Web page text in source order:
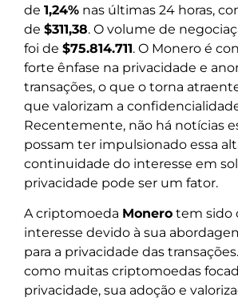
de 1,24% nas últimas 24 horas,
de $311,38. O volume de
foi de $75.814.711. O Monero é
forte ênfase na privacidade e
transações, o que o torna
que valorizam a
Recentemente, não há notícias
possam ter impulsionado essa
continuidade do interesse em
privacidade pode ser um fator.
A criptomoeda Monero tem sido
interesse devido à sua
para a privacidade das
como muitas criptomoedas
privacidade, sua adoção e